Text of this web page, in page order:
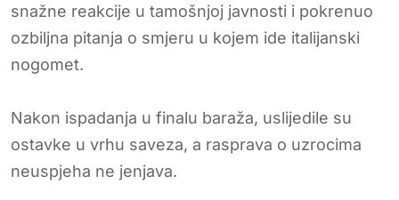
snažne reakcije u tamošnjoj javnosti i pokrenuo
ozbiljna pitanja o smjeru u kojem ide italijanski
nogomet.
Nakon ispadanja u finalu baraža, uslijedile su
ostavke u vrhu saveza, a rasprava o uzrocima
neuspjeha ne jenjava.